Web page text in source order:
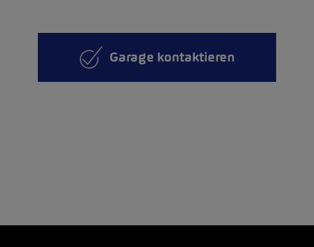
Garage kontaktieren